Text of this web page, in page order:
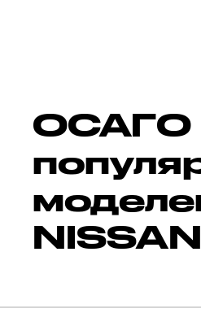
ОСАГО
NISSAN